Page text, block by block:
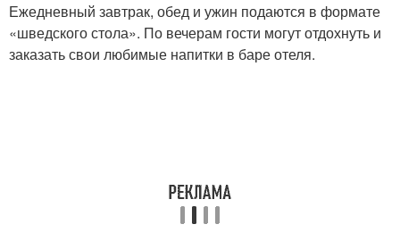
Ежедневный завтрак, обед и ужин подаются в формате
«шведского стола». По вечерам гости могут отдохнуть и
заказать свои любимые напитки в баре отеля.